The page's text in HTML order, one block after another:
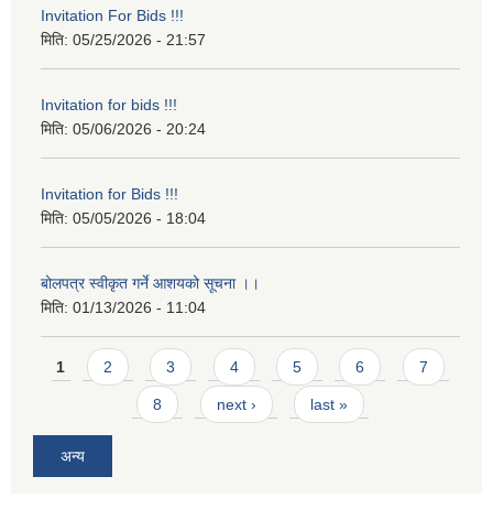
Invitation For Bids !!!
मिति: 05/25/2026 - 21:57
Invitation for bids !!!
मिति: 05/06/2026 - 20:24
Invitation for Bids !!!
मिति: 05/05/2026 - 18:04
बोलपत्र स्वीकृत गर्ने आशयको सूचना ।।
मिति: 01/13/2026 - 11:04
Pages
1 2 3 4 5 6 7
8 next › last »
अन्य